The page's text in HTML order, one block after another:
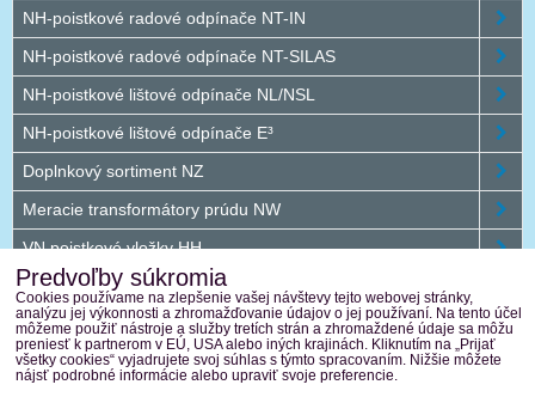
NH-poistkové radové odpínače NT-IN
NH-poistkové radové odpínače NT-SILAS
NH-poistkové lištové odpínače NL/NSL
NH-poistkové lištové odpínače E³
Doplnkový sortiment NZ
Meracie transformátory prúdu NW
VN poistkové vložky HH
Jednosmerný program DC
Vonkajšie plastové rozvádzače
Terasaki
Predvoľby súkromia
Cookies používame na zlepšenie vašej návštevy tejto webovej stránky,
analýzu jej výkonnosti a zhromažďovanie údajov o jej používaní. Na tento účel
môžeme použiť nástroje a služby tretích strán a zhromaždené údaje sa môžu
preniesť k partnerom v EÚ, USA alebo iných krajinách. Kliknutím na „Prijať
všetky cookies“ vyjadrujete svoj súhlas s týmto spracovaním. Nižšie môžete
nájsť podrobné informácie alebo upraviť svoje preferencie.